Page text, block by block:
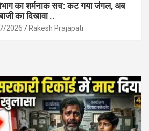
का शर्मनाक सच: कट गया जंगल, अब
का दिखावा ..
2026 Rakesh Prajapati